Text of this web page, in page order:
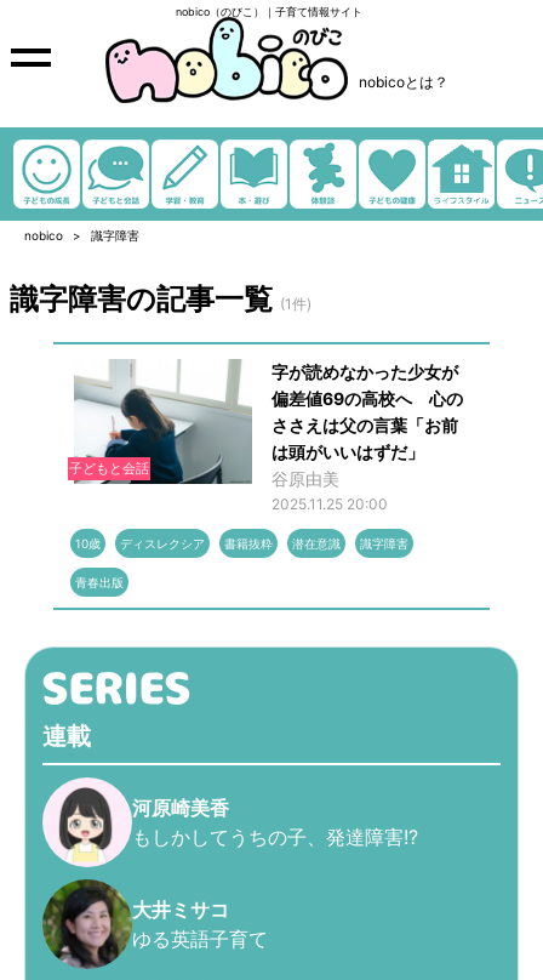
nobico（のびこ）｜子育て情報サイト
nobicoとは？
nobico 識字障害
識字障害の記事一覧 (1件)
子どもと会話
字が読めなかった少女が
偏差値69の高校へ 心の
ささえは父の言葉「お前
は頭がいいはずだ」
谷原由美
2025.11.25 20:00
10歳 ディスレクシア 書籍抜粋 潜在意識 識字障害
青春出版
連載
河原崎美香
もしかしてうちの子、発達障害!?
大井ミサコ
ゆる英語子育て